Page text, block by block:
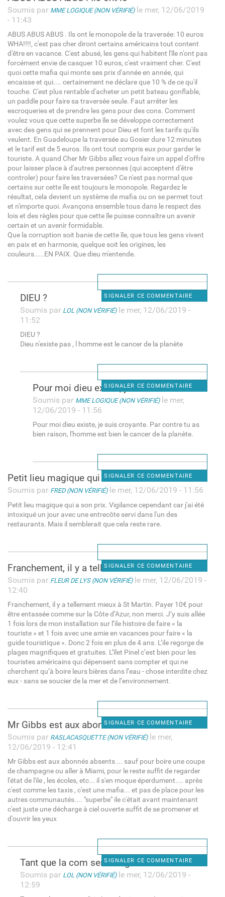
Soumis par MME LOGIQUE (NON VÉRIFIÉ)le mer, 12/06/2019
- 11:43
ABUS ABUS ABUS . Ils ont le monopole de la traversée: 10 euros
WHA!!!!, c'est pas cher diront certains américains tout content
d'être en vacance. C'est abusé, les gens qui habitent l'île n'ont pas
forcément envie de casquer 10 euros, c'est vraiment cher. C'est
quoi cette mafia qui monte ses prix d'année en année, qui
encaisse et qui.... certainement ne déclare que 10 % de ce qu'il
touche. C'est plus rentable d'acheter un petit bateau gonflable,
un paddle pour faire sa traversée seule. Faut arrêter les
escroqueries et de prendre les gens pour des cons. Comment
voulez vous que cette superbe île se développe correctement
avec des gens qui se prennent pour Dieu et font les tarifs qu'ils
veulent. En Guadeloupe la traversée au Gosier dure 12 minutes
et le tarif est de 5 euros. Ils ont tout compris eux pour garder le
touriste. A quand Cher Mr Gibbs allez vous faire un appel d'offre
pour laisser place à d'autres personnes (qui acceptent d'être
controler) pour faire les traversées? Ce n'est pas normal que
certains sur cette île est toujours le monopole. Regardez le
résultat, cela devient un système de mafia ou on se permet tout
et n'importe quoi. Avançons ensemble tous dans le respect des
lois et des règles pour que cette île puisse connaître un avenir
certain et un avenir formidable.
Que la corruption soit banie de cette île, que tous les gens vivent
en paix et en harmonie, quelque soit les origines, les
couleurs.....EN PAIX. Que dieu m'entende.
SIGNALER CE COMMENTAIRE
DIEU ?
Soumis par LOL (NON VÉRIFIÉ)le mer, 12/06/2019 -
11:52
DIEU ?
Dieu n'existe pas , l homme est le cancer de la planète
SIGNALER CE COMMENTAIRE
Pour moi dieu existe, je suis
Soumis par MME LOGIQUE (NON VÉRIFIÉ)le mer,
12/06/2019 - 11:56
Pour moi dieu existe, je suis croyante. Par contre tu as
bien raison, l'homme est bien le cancer de la planète.
SIGNALER CE COMMENTAIRE
Petit lieu magique qui a son
Soumis par FRED (NON VÉRIFIÉ)le mer, 12/06/2019 - 11:56
Petit lieu magique qui a son prix. Vigilance cependant car j'ai été
intoxiqué un jour avec une entrecôte servi dans l'un des
restaurants. Mais il semblerait que cela reste rare.
SIGNALER CE COMMENTAIRE
Franchement, il y a tellement
Soumis par FLEUR DE LYS (NON VÉRIFIÉ)le mer, 12/06/2019 -
12:40
Franchement, il y a tellement mieux à St Martin. Payer 10€ pour
être entassée comme sur la Côte d’Azur, non merci. J’y suis allée
1 fois lors de mon installation sur l’ile histoire de faire « la
touriste » et 1 fois avec une amie en vacances pour faire « la
guide touristique ». Donc 2 fois en plus de 4 ans. L’ile regorge de
plages magnifiques et gratuites. L’îlet Pinel c’est bien pour les
touristes américains qui dépensent sans compter et qui ne
cherchent qu’à boire leurs bières dans l’eau - chose interdite chez
eux - sans se soucier de la mer et de l’environnement.
SIGNALER CE COMMENTAIRE
Mr Gibbs est aux abonnés
Soumis par RASLACASQUETTE (NON VÉRIFIÉ)le mer,
12/06/2019 - 12:41
Mr Gibbs est aux abonnés absents ... sauf pour boire une coupe
de champagne ou aller à Miami, pour le reste suffit de regarder
l'état de l'ile , les écoles, etc... il s'en moque éperdument.... après
c'est comme les taxis , c'est une mafia... et pas de place pour les
autres communautés.... "superbe" ile c'était avant maintenant
c'est juste une décharge à ciel ouverte suffit de se promener et
d'ouvrir les yeux
SIGNALER CE COMMENTAIRE
Tant que la com sera dirigé
Soumis par LOL (NON VÉRIFIÉ)le mer, 12/06/2019 -
12:59